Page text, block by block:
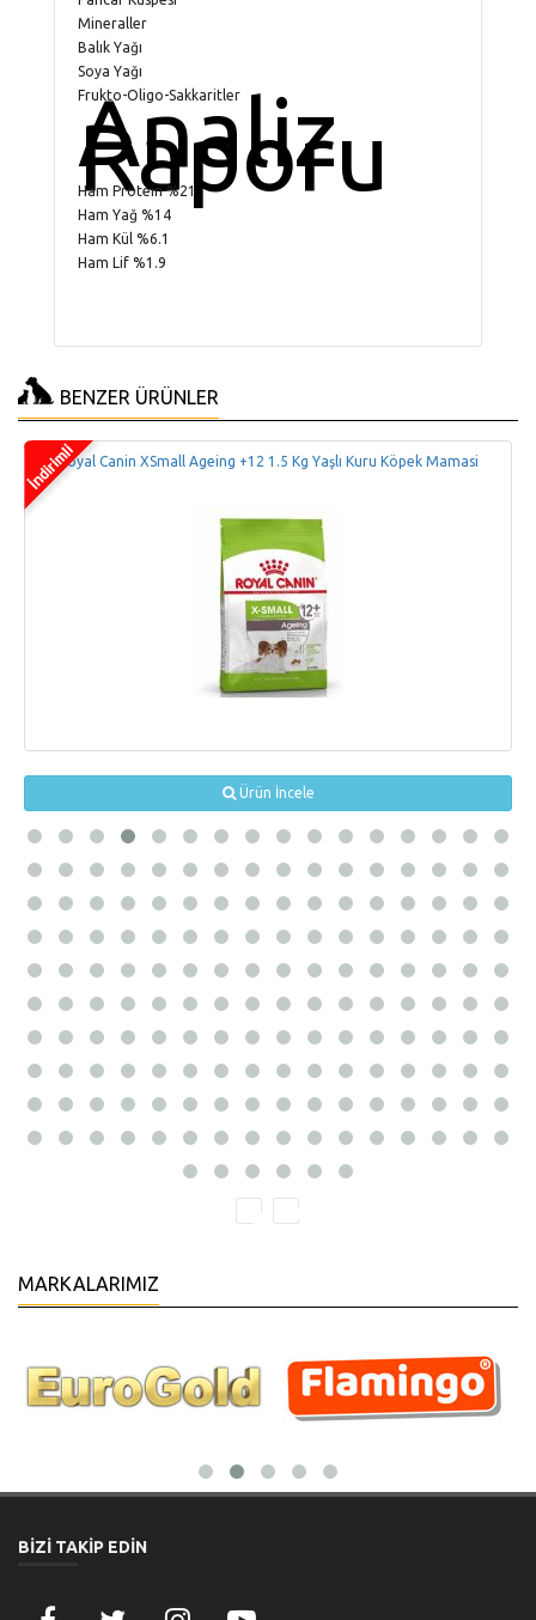
Mineraller
Balık Yağı
Soya Yağı
Frukto-Oligo-Sakkaritler
Analiz
Raporu
Ham Protein %21
Ham Yağ %14
Ham Kül %6.1
Ham Lif %1.9
BENZER ÜRÜNLER
Royal Canin XSmall Ageing +12 1.5 Kg Yaşlı Kuru Köpek Mamasi
Ürün İncele
MARKALARIMIZ
BİZİ TAKİP EDİN